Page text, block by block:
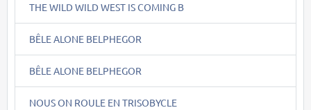
THE WILD WILD WEST IS COMING B
BÊLE ALONE BELPHEGOR
BÊLE ALONE BELPHEGOR
NOUS ON ROULE EN TRISOBYCLE